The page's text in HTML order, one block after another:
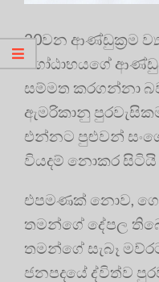
20වන ආණ්ඩුක්‍රම
ගෝඨාභයගේ
සම්මත කරගන්නා
ඇමරිකානු
එන්නට පුළුවන්
වියදම් නොකර සිටියි
එපමණක් නොව,
තමන්ගේ දේපල
තමන්ගේ සැබෑ
ජනපදයේ ද්විත්ව